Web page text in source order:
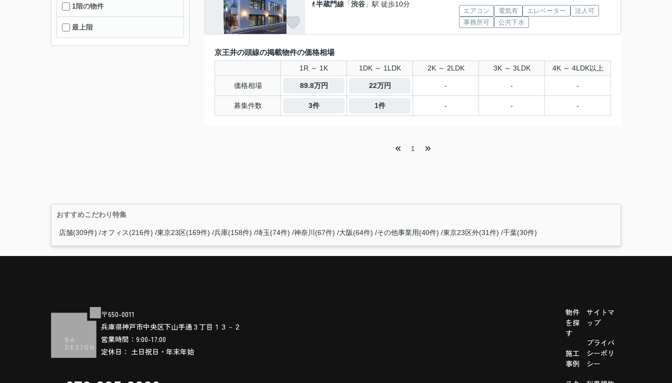
半蔵門線 「渋谷 」駅 徒歩10分
エアコン 電気有 エレベーター
法人可
事務所可
公共下水
京王井の頭線の掲載物件の価格相場
1R ～ 1K 1DK ～ 1LDK 2K ～ 2LDK 3K ～ 3LDK 4K ～ 4LDK以上
価格相場 89.8万円 22万円 - - -
募集件数 3件 1件 - - -
1
1階の物件
最上階
おすすめこだわり特集
店舗(309件) オフィス(216件) 東京23区(169件) 兵庫(158件) 埼玉(74件) 神奈川(67件) 大阪(64件) その他事業用(40件) 東京23区外(31件) 千葉(30件)
〒650-0011
兵庫県神戸市中央区下山手通３丁目１３－２
営業時間：9:00-17:00
定休日： 土日祝日・年末年始
物件
を探
す
施工
事例
サイトマ
ップ
プライバ
シーポリ
シー